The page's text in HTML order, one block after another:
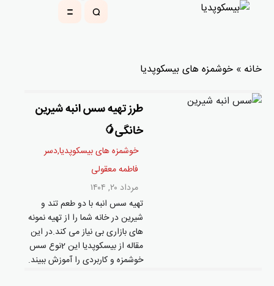
خانه » خوشمزه های بیسکوپدیا
طرز تهیه سس انبه شیرین
خانگی🥭
خوشمزه های بیسکوپدیا,دسر
فاطمه معقولی
مرداد ۲۰, ۱۴۰۴
تهیه سس انبه با دو طعم تند و
شیرین در خانه شما را از تهیه نمونه
های بازاری بی نیاز می کند.در این
مقاله از بیسکوپدیا این 2نوع سس
خوشمزه و کاربردی را آموزش ببیند.